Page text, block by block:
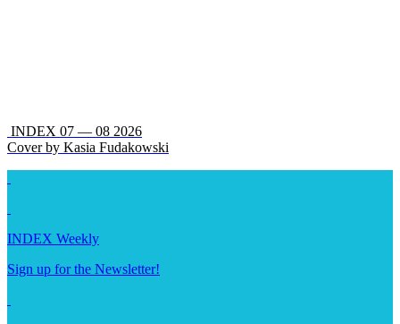
INDEX 07 — 08 2026
Cover by Kasia Fudakowski
INDEX Weekly
Sign up for the Newsletter!